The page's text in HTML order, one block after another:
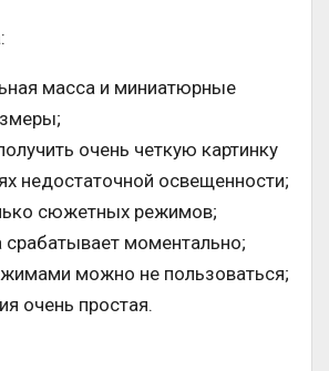
масса и миниатюрные
очень четкую картинку
недостаточной освещенности;
сюжетных режимов;
срабатывает моментально;
можно не пользоваться;
очень простая.